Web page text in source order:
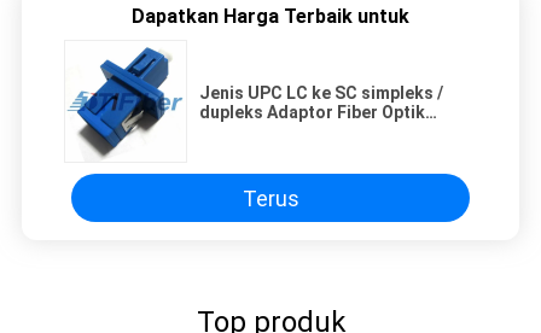
Dapatkan Harga Terbaik untuk
Jenis UPC LC ke SC simpleks /
dupleks Adaptor Fiber Optik
Terus
Top produk